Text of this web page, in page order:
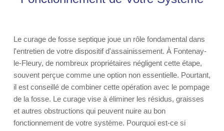
Le curage de fosse septique joue un rôle fondamental dans
l'entretien de votre dispositif d'assainissement. À Fontenay-
le-Fleury, de nombreux propriétaires négligent cette étape,
souvent perçue comme une option non essentielle. Pourtant,
il est conseillé de combiner cette opération avec le pompage
de la fosse. Le curage vise à éliminer les résidus, graisses
et autres obstructions qui peuvent nuire au bon
fonctionnement de votre système. Pourquoi est-ce si